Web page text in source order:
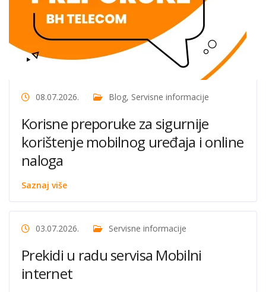
08.07.2026. Blog, Servisne informacije
Korisne preporuke za sigurnije
korištenje mobilnog uređaja i online
naloga
Saznaj više
03.07.2026. Servisne informacije
Prekidi u radu servisa Mobilni
internet